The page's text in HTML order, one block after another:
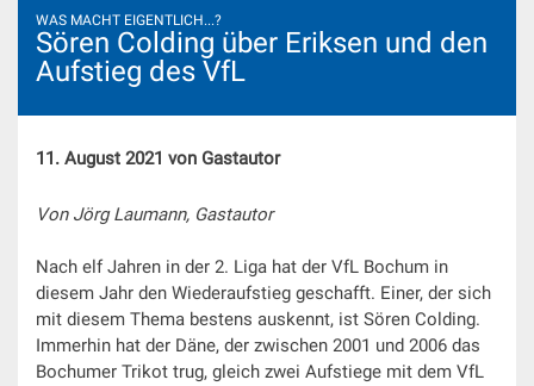
WAS MACHT EIGENTLICH...?
Sören Colding über Eriksen und den
Aufstieg des VfL
11. August 2021 von Gastautor
Von Jörg Laumann, Gastautor
Nach elf Jahren in der 2. Liga hat der VfL Bochum in
diesem Jahr den Wiederaufstieg geschafft. Einer, der sich
mit diesem Thema bestens auskennt, ist Sören Colding.
Immerhin hat der Däne, der zwischen 2001 und 2006 das
Bochumer Trikot trug, gleich zwei Aufstiege mit dem VfL